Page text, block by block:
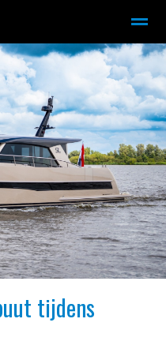
Redactie
Bellen Zoeken
tijdens